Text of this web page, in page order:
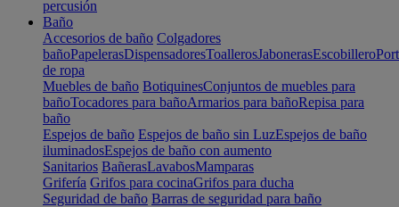
percusión
Baño
Accesorios de baño Colgadores
bañoPapelerasDispensadoresToallerosJabonerasEscobillero
de ropa
Muebles de baño BotiquinesConjuntos de muebles para
bañoTocadores para bañoArmarios para bañoRepisa para
baño
Espejos de baño Espejos de baño sin LuzEspejos de baño
iluminadosEspejos de baño con aumento
Sanitarios BañerasLavabosMamparas
Grifería Grifos para cocinaGrifos para ducha
Seguridad de baño Barras de seguridad para baño